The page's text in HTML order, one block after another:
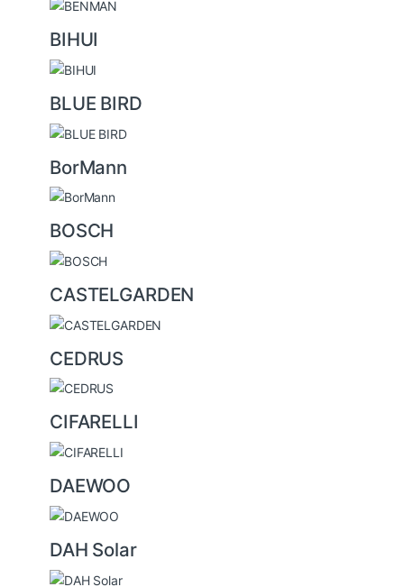
BIHUI
BLUE BIRD
BorMann
BOSCH
CASTELGARDEN
CEDRUS
CIFARELLI
DAEWOO
DAH Solar